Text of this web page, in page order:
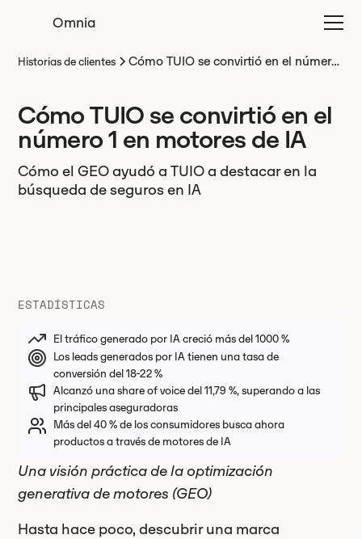
Omnia
Historias de clientes
Cómo TUIO se convirtió en el número
Cómo TUIO se convirtió en el
número 1 en motores de IA
Cómo el GEO ayudó a TUIO a destacar en la
búsqueda de seguros en IA
ESTADÍSTICAS
El tráfico generado por IA creció más del 1000 %
Los leads generados por IA tienen una tasa de
conversión del 18-22 %
Alcanzó una share of voice del 11,79 %, superando a las
principales aseguradoras
Más del 40 % de los consumidores busca ahora
productos a través de motores de IA
Una visión práctica de la optimización
generativa de motores (GEO)
Hasta hace poco, descubrir una marca